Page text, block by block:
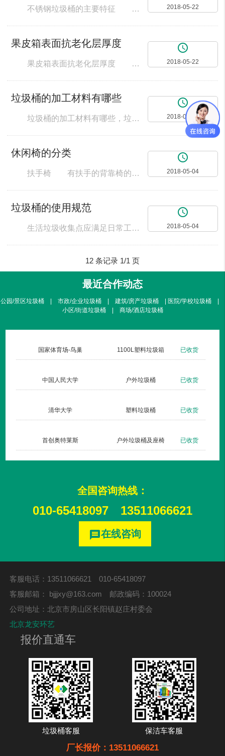
不锈钢垃圾桶的主要特征 不锈钢的抗锈特性，加上它闪烁的外观，使它成为20世纪中期流行的厨房用品。厨房洗涤槽、锅架、门柄甚至家具，往往都是用不锈钢制造的。垃圾桶因为要接纳各种各样的废弃物，每天都被细菌、病毒、霉菌包围着，从而污染室内环境，因此也是一个极易藏污纳垢的“细菌窝”。市面上的一些垃圾桶由于塑料材质来源不清，可能会带有一些放射性物质或有害挥发性物质，存在一定的健康隐患，但不锈钢和竹编的不 2018-05-22
果皮箱表面抗老化层厚度
果皮箱表面抗老化层厚度 果皮箱的试验方法： 1自熄性燃烧的烟头丢桶内自熄 2高温性100oC开水置于φ200金属容器内，放置产品表面温度降至室温表面涂层无开裂起泡现象 3表面抗老化层厚度卡尺测量不少于0.5mm 4结构层厚度卡尺测量大于2mm 5内胆铺层燃烧检验不少于三层 6抗冲击强度100kg钢球自由落下冲击5次无裂纹
access_time
2018-05-22
垃圾桶的加工材料有哪些
垃圾桶的加工材料有哪些，垃圾桶厂家为您解答 一、塑料 垃圾桶加工简单，易于清洁，适合室内使用。在室外的话，对材料有了要求：即不容易老化。 二、不锈钢 室外使用不会被雨腐蚀，但是存在被小偷偷走的可能。 三、陶瓷 陶瓷已经是高档品的代名词。陶瓷洁具易于清洁，而且表面光洁度高。给人高品质的感觉。 四、木质 质感好与环境容易协调。 五、水泥 它的好处是固定，不存在被偷的问题（城市中
access_time
2018-05-04
休闲椅的分类
扶手椅 有扶手的背靠椅的统称，除了圈椅、交椅外，其余的都叫扶手椅。其式样和装饰有简单的也有复杂的，常和茶几配合成套，以四椅二几置于厅堂明间的两侧，作对称式陈列。 按摩椅 按摩能够疏通经络，使气血循环，保持机体的阴阳平衡，所以按摩后可感到肌肉放松、关节灵活，使人精神振奋、消除疲劳，对保持身体健康有重要作用。按摩椅的原理就是模仿人工按摩，只不过它是利用机械的滚动力和机械力挤压来进行按摩的。按
access_time
2018-05-04
垃圾桶的使用规范
生活垃圾收集点应满足日常工作中产生的生活垃圾分类收集，垃圾桶生活垃圾分类收集方式应与分类处理方式相适应。 生活垃圾收集点一般都是在垃圾桶许多的地方，即要方便居民方便，又要不影响城市卫生和景观环境，又要便于分类投放和分类清运，这样才是好的，垃圾桶应设置在道路的两侧以及交通客运设施、公共设施、广场等出入口附近设置垃圾桶。 但设置在道路边的垃圾桶其间距也要按照道路的划分来规定的其中的间距的，不同
access_time
2018-05-04
12 条记录 1/1 页
最近合作动态
公园/景区垃圾桶 | 市政/企业垃圾桶 | 建筑/房产垃圾桶 | 医院/学校垃圾桶 |
小区/街道垃圾桶 | 商场/酒店垃圾桶
国家体育场-鸟巢 1100L塑料垃圾箱 已收货
中国人民大学 户外垃圾桶 已收货
清华大学 塑料垃圾桶 已收货
首创奥特莱斯 户外垃圾桶及座椅 已收货
全国咨询热线：
010-65418097 13511066621
message在线咨询
客服电话：13511066621 010-65418097
客服邮箱： bjjjxy@163.com 邮政编码：100024
公司地址：北京市房山区长阳镇赵庄村委会
北京龙安环艺
报价直通车
垃圾桶客服 保洁车客服
厂长报价：13511066621